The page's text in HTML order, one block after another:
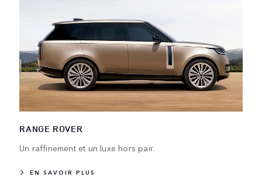
RANGE ROVER
Un raffinement et un luxe hors pair.
EN SAVOIR PLUS